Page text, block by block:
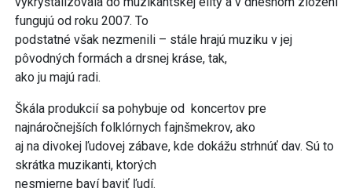
fungujú od roku 2007. To
podstatné však nezmenili – stále hrajú muziku v jej
pôvodných formách a drsnej kráse, tak,
ako ju majú radi.
Škála produkcií sa pohybuje od koncertov pre
najnáročnejších folklórnych fajnšmekrov, ako
aj na divokej ľudovej zábave, kde dokážu strhnúť dav. Sú to
skrátka muzikanti, ktorých
nesmierne baví baviť ľudí.